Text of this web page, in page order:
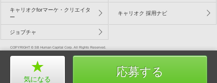
応募する
気になる
キャリオクforマーケ・クリエイタ
ー
キャリオク 採用ナビ
ジョブチャ
COPYRIGHT © SB Human Capital Corp. All Rights Reserved.